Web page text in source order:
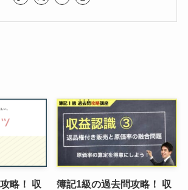
略！ 収
簿記1級の過去問攻略！ 収